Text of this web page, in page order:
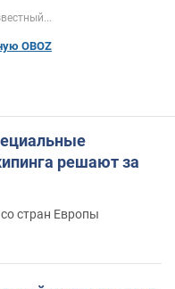
OBOZ
решают за
стран Европы